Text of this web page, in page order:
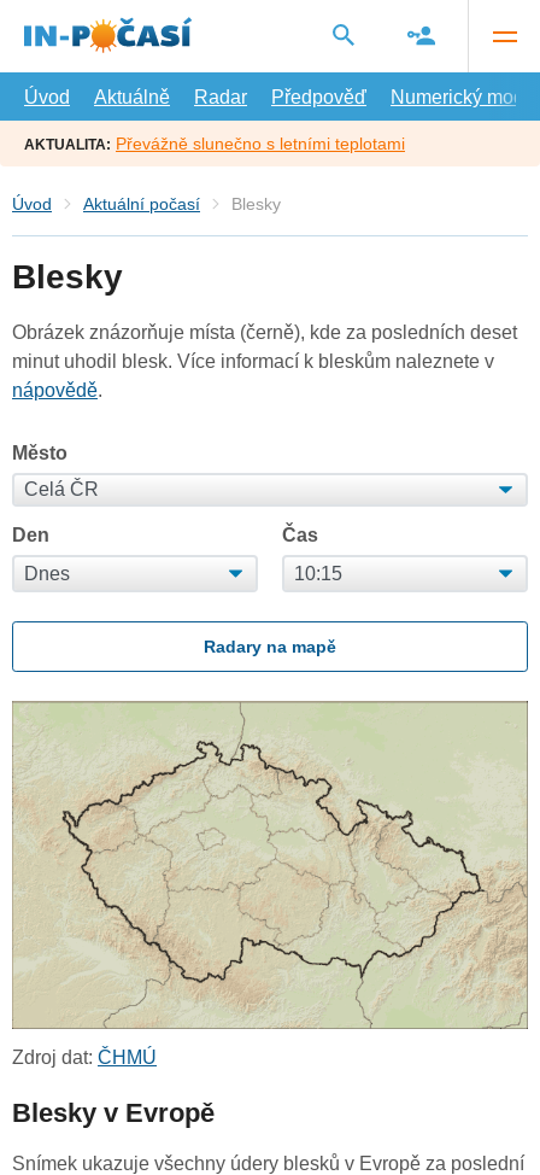
hlavní
Úvod
Aktuálně Radar Předpověď Numerický model
AKTUALITA: Převážně slunečno s letními teplotami
Úvod Aktuální počasí Blesky
Blesky
Obrázek znázorňuje místa (černě), kde za posledních deset
minut uhodil blesk. Více informací k bleskům naleznete v
nápovědě.
Město
Den Čas
Radary na mapě
Zdroj dat: ČHMÚ
Blesky v Evropě
Snímek ukazuje všechny údery blesků v Evropě za poslední